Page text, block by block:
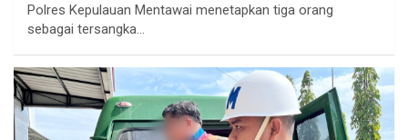
Polres Kepulauan Mentawai menetapkan tiga orang
sebagai tersangka…